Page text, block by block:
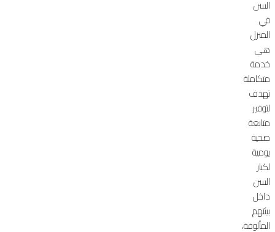
السن
في
المنزل
هي
خدمة
متكاملة
تهدف
لتوفير
متابعة
صحية
يومية
لكبار
السن
داخل
بيئتهم
المألوفة،